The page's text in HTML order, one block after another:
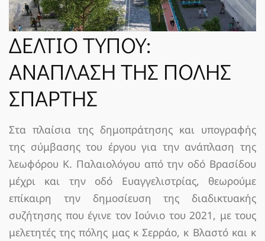
ΝΈΑ
SPARTANET
ΔΕΛΤΙΟ ΤΥΠΟΥ:
ΑΝΑΠΛΑΣΗ ΤΗΣ ΠΟΛΗΣ
ΣΠΑΡΤΗΣ
Στα πλαίσια της δημοπράτησης και υπογραφής
της σύμβασης του έργου για την ανάπλαση της
λεωφόρου Κ. Παλαιολόγου από την οδό Βρασίδου
μέχρι και την οδό Ευαγγελιστρίας, θεωρούμε
επίκαιρη την δημοσίευση της διαδικτυακής
συζήτησης που έγινε τον Ιούνιο του 2021, με τους
μελετητές της πόλης μας κ Σερράο, κ Βλαστό και κ